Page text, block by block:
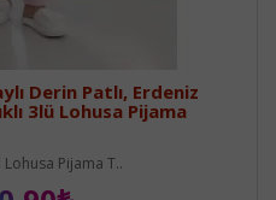
Derin Patlı, Erdeniz
3lü Lohusa Pijama
Lohusa Pijama T..